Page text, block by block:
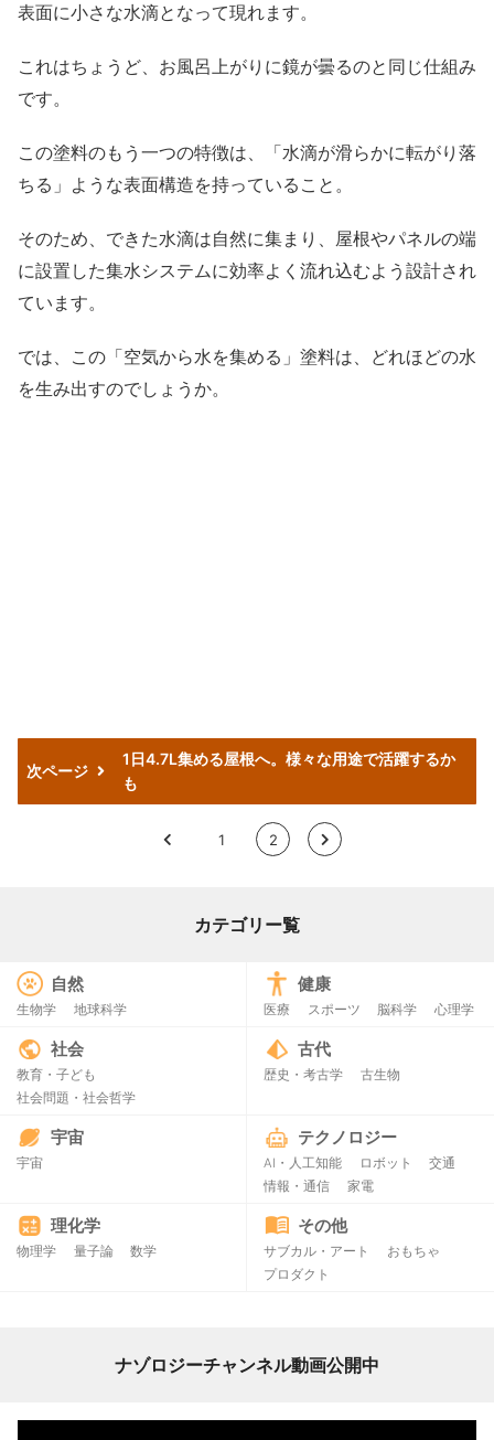
表面に小さな水滴となって現れます。
これはちょうど、お風呂上がりに鏡が曇るのと同じ仕組み
です。
この塗料のもう一つの特徴は、「水滴が滑らかに転がり落
ちる」ような表面構造を持っていること。
そのため、できた水滴は自然に集まり、屋根やパネルの端
に設置した集水システムに効率よく流れ込むよう設計され
ています。
では、この「空気から水を集める」塗料は、どれほどの水
を生み出すのでしょうか。
次ページ
1日4.7L集める屋根へ。様々な用途で活躍するか
も
< 1 2 >
カテゴリー覧
自然
生物学 地球科学
健康
医療 スポーツ 脳科学 心理学
社会
教育・子ども
社会問題・社会哲学
古代
歴史・考古学 古生物
宇宙
宇宙
テクノロジー
AI・人工知能 ロボット
交通
情報・通信
家電
理化学
物理学 量子論 数学
その他
サブカル・アート
おもちゃ
プロダクト
ナゾロジーチャンネル動画公開中